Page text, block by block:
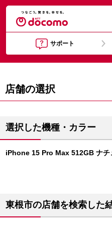
サポート
店舗の選択
選択した機種・カラー
iPhone 15 Pro Max 512GB ナチ
東根市の店舗を検索した